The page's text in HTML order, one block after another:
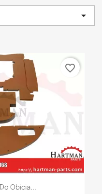

Obicia...
favorite_border